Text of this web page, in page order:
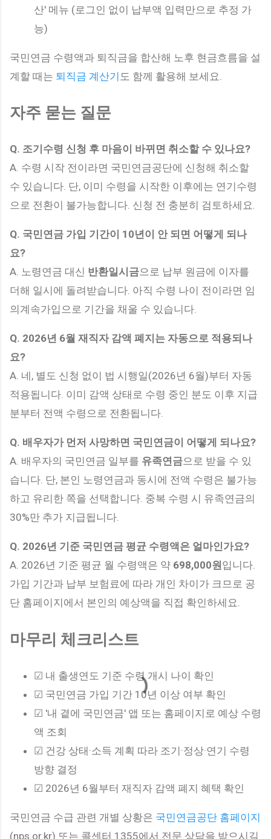
산' 메뉴 (로그인 없이 납부액 입력만으로 추정 가
능)
국민연금 수령액과 퇴직금을 합산해 노후 현금흐름을 설
계할 때는 퇴직금 계산기 도 함께 활용해 보세요.
자주 묻는 질문
Q. 조기수령 신청 후 마음이 바뀌면 취소할 수 있나요?
A. 수령 시작 전이라면 국민연금공단에 신청해 취소할
수 있습니다. 단, 이미 수령을 시작한 이후에는 연기수령
으로 전환이 불가능합니다. 신청 전 충분히 검토하세요.
Q. 국민연금 가입 기간이 10년이 안 되면 어떻게 되나
요?
A. 노령연금 대신 반환일시금으로 납부 원금에 이자를
더해 일시에 돌려받습니다. 아직 수령 나이 전이라면 임
의계속가입으로 기간을 채울 수 있습니다.
Q. 2026년 6월 재직자 감액 폐지는 자동으로 적용되나
요?
A. 네, 별도 신청 없이 법 시행일(2026년 6월)부터 자동
적용됩니다. 이미 감액 상태로 수령 중인 분도 이후 지급
분부터 전액 수령으로 전환됩니다.
Q. 배우자가 먼저 사망하면 국민연금이 어떻게 되나요?
A. 배우자의 국민연금 일부를 유족연금으로 받을 수 있
습니다. 단, 본인 노령연금과 동시에 전액 수령은 불가능
하고 유리한 쪽을 선택합니다. 중복 수령 시 유족연금의
30%만 추가 지급됩니다.
Q. 2026년 기준 국민연금 평균 수령액은 얼마인가요?
A. 2026년 기준 평균 월 수령액은 약 698,000원입니다.
가입 기간과 납부 보험료에 따라 개인 차이가 크므로 공
단 홈페이지에서 본인의 예상액을 직접 확인하세요.
마무리 체크리스트
☑ 내 출생연도 기준 수령 개시 나이 확인
☑ 국민연금 가입 기간 10년 이상 여부 확인
☑ '내 곁에 국민연금' 앱 또는 홈페이지로 예상 수령
액 조회
☑ 건강 상태·소득 계획 따라 조기·정상·연기 수령
방향 결정
☑ 2026년 6월부터 재직자 감액 폐지 혜택 확인
국민연금 수급 관련 개별 상황은 국민연금공단 홈페이지
(nps.or.kr) 또는 콜센터 1355에서 전문 상담을 받으시길